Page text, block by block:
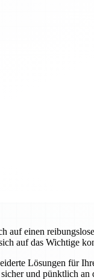
auf einen
auf das Wichtige
Lösungen für
und pünktlich an